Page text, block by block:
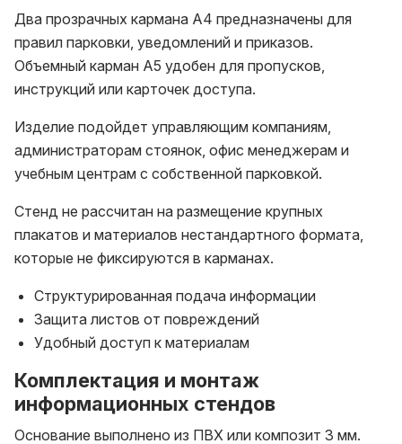
Два прозрачных кармана А4 предназначены для
правил парковки, уведомлений и приказов.
Объемный карман А5 удобен для пропусков,
инструкций или карточек доступа.
Изделие подойдет управляющим компаниям,
администраторам стоянок, офис менеджерам и
учебным центрам с собственной парковкой.
Стенд не рассчитан на размещение крупных
плакатов и материалов нестандартного формата,
которые не фиксируются в карманах.
Структурированная подача информации
Защита листов от повреждений
Удобный доступ к материалам
Комплектация и монтаж
информационных стендов
Основание выполнено из ПВХ или композит 3 мм.